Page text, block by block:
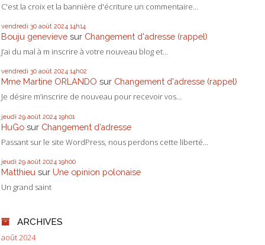
C'est la croix et la bannière d'écriture un commentaire...
vendredi 30 août 2024 14h14
Bouju genevieve sur Changement d'adresse (rappel)
J’ai du mal à m inscrire à votre nouveau blog et...
vendredi 30 août 2024 14h02
Mme Martine ORLANDO sur Changement d'adresse (rappel)
Je désire m’inscrire de nouveau pour recevoir vos...
jeudi 29 août 2024 19h01
HuGo sur Changement d’adresse
Passant sur le site WordPress, nous perdons cette liberté...
jeudi 29 août 2024 19h00
Matthieu sur Une opinion polonaise
Un grand saint
ARCHIVES
août 2024